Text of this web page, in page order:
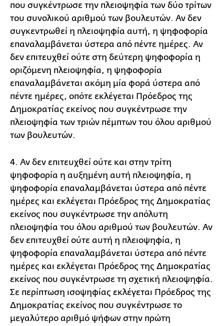
που συγκέντρωσε την πλειοψηφία των δύο τρίτων
του συνολικού αριθμού των βουλευτών. Αν δεν
συγκεντρωθεί η πλειοψηφία αυτή, η ψηφοφορία
επαναλαμβάνεται ύστερα από πέντε ημέρες. Αν
δεν επιτευχθεί ούτε στη δεύτερη ψηφοφορία η
οριζόμενη πλειοψηφία, η ψηφοφορία
επαναλαμβάνεται ακόμη μία φορά ύστερα από
πέντε ημέρες, οπότε εκλέγεται Πρόεδρος της
Δημοκρατίας εκείνος που συγκέντρωσε την
πλειοψηφία των τριών πέμπτων του όλου αριθμού
των βουλευτών.
4. Αν δεν επιτευχθεί ούτε και στην τρίτη
ψηφοφορία η αυξημένη αυτή πλειοψηφία, η
ψηφοφορία επαναλαμβάνεται ύστερα από πέντε
ημέρες και εκλέγεται Πρόεδρος της Δημοκρατίας
εκείνος που συγκέντρωσε την απόλυτη
πλειοψηφία του όλου αριθμού των βουλευτών. Αν
δεν επιτευχθεί ούτε αυτή η πλειοψηφία, η
ψηφοφορία επαναλαμβάνεται ύστερα από πέντε
ημέρες και εκλέγεται Πρόεδρος της Δημοκρατίας
εκείνος που συγκέντρωσε τη σχετική πλειοψηφία.
Σε περίπτωση ισοψηφίας εκλέγεται Πρόεδρος της
Δημοκρατίας εκείνος που συγκέντρωσε το
μεγαλύτερο αριθμό ψήφων στην πρώτη